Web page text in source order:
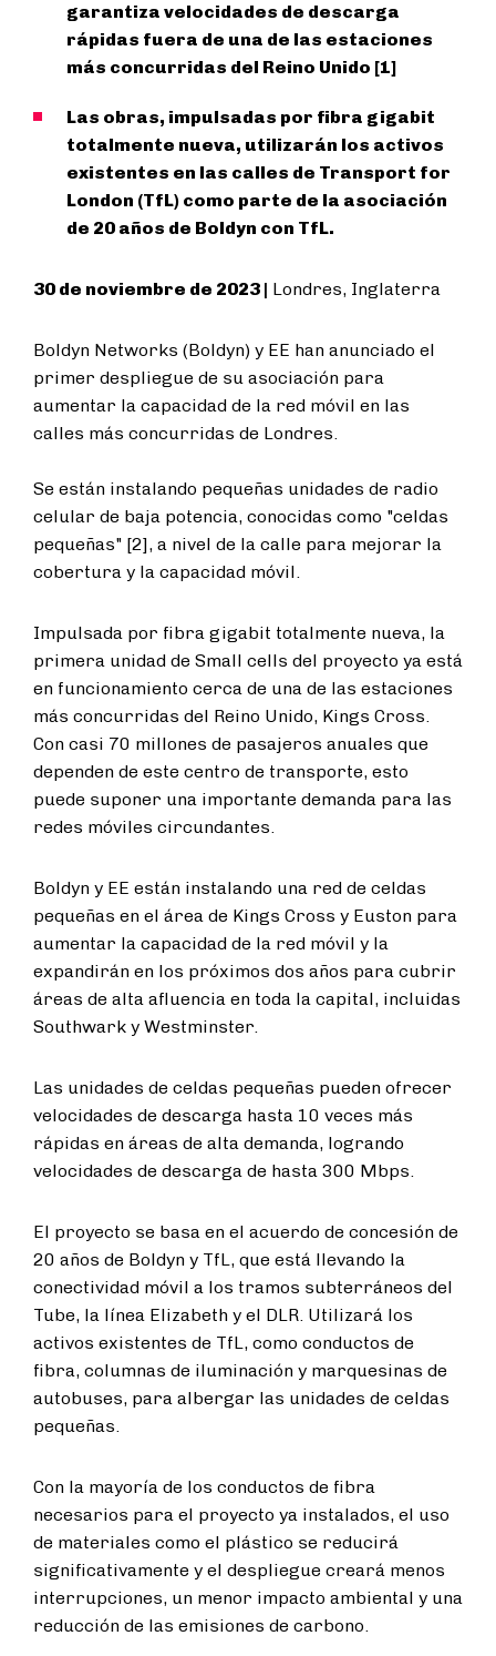
garantiza velocidades de descarga
rápidas fuera de una de las estaciones
más concurridas del Reino Unido [1]
Las obras, impulsadas por fibra gigabit
totalmente nueva, utilizarán los activos
existentes en las calles de Transport for
London (TfL) como parte de la asociación
de 20 años de Boldyn con TfL.
30 de noviembre de 2023 | Londres, Inglaterra
Boldyn Networks (Boldyn) y EE han anunciado el
primer despliegue de su asociación para
aumentar la capacidad de la red móvil en las
calles más concurridas de Londres.
Se están instalando pequeñas unidades de radio
celular de baja potencia, conocidas como "celdas
pequeñas" [2], a nivel de la calle para mejorar la
cobertura y la capacidad móvil.
Impulsada por fibra gigabit totalmente nueva, la
primera unidad de Small cells del proyecto ya está
en funcionamiento cerca de una de las estaciones
más concurridas del Reino Unido, Kings Cross.
Con casi 70 millones de pasajeros anuales que
dependen de este centro de transporte, esto
puede suponer una importante demanda para las
redes móviles circundantes.
Boldyn y EE están instalando una red de celdas
pequeñas en el área de Kings Cross y Euston para
aumentar la capacidad de la red móvil y la
expandirán en los próximos dos años para cubrir
áreas de alta afluencia en toda la capital, incluidas
Southwark y Westminster.
Las unidades de celdas pequeñas pueden ofrecer
velocidades de descarga hasta 10 veces más
rápidas en áreas de alta demanda, logrando
velocidades de descarga de hasta 300 Mbps.
El proyecto se basa en el acuerdo de concesión de
20 años de Boldyn y TfL, que está llevando la
conectividad móvil a los tramos subterráneos del
Tube, la línea Elizabeth y el DLR. Utilizará los
activos existentes de TfL, como conductos de
fibra, columnas de iluminación y marquesinas de
autobuses, para albergar las unidades de celdas
pequeñas.
Con la mayoría de los conductos de fibra
necesarios para el proyecto ya instalados, el uso
de materiales como el plástico se reducirá
significativamente y el despliegue creará menos
interrupciones, un menor impacto ambiental y una
reducción de las emisiones de carbono.